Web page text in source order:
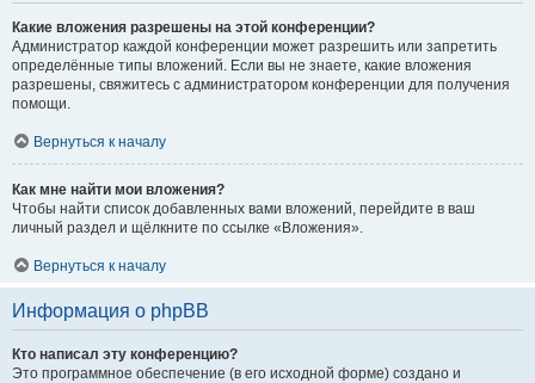
Какие вложения разрешены на этой конференции?
Администратор каждой конференции может разрешить или запретить
определённые типы вложений. Если вы не знаете, какие вложения
разрешены, свяжитесь с администратором конференции для получения
помощи.
Вернуться к началу
Как мне найти мои вложения?
Чтобы найти список добавленных вами вложений, перейдите в ваш
личный раздел и щёлкните по ссылке «Вложения».
Вернуться к началу
Информация о phpBB
Кто написал эту конференцию?
Это программное обеспечение (в его исходной форме) создано и